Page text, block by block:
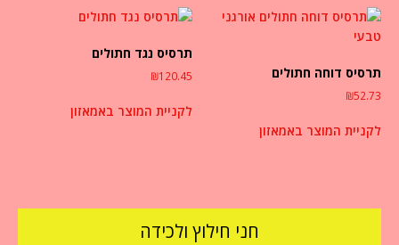
תרסיס דוחה חתולים
₪52.73
לקניית המוצר באמאזון
תרסיס נגד חתולים
₪120.45
לקניית המוצר באמאזון
חני חילוץ ולכידה